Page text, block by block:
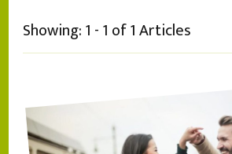
Showing: 1 - 1 of 1 Articles